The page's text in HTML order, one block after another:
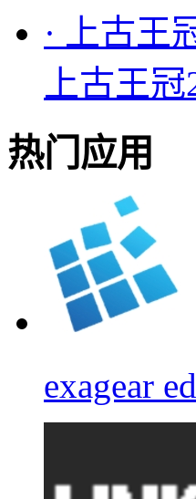
·
上古王
上古王
热门应用
exagear